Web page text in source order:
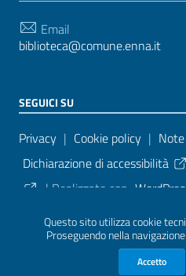
Questo sito utilizza cookie
Proseguendo nella
Accetto
Email
biblioteca@comune.enna.it
SEGUICI SU
Sezione Link Utili
Privacy | Cookie policy |
Dichiarazione di accessibilità
| Realizzato con
ItaliaWP2
| Basato sul